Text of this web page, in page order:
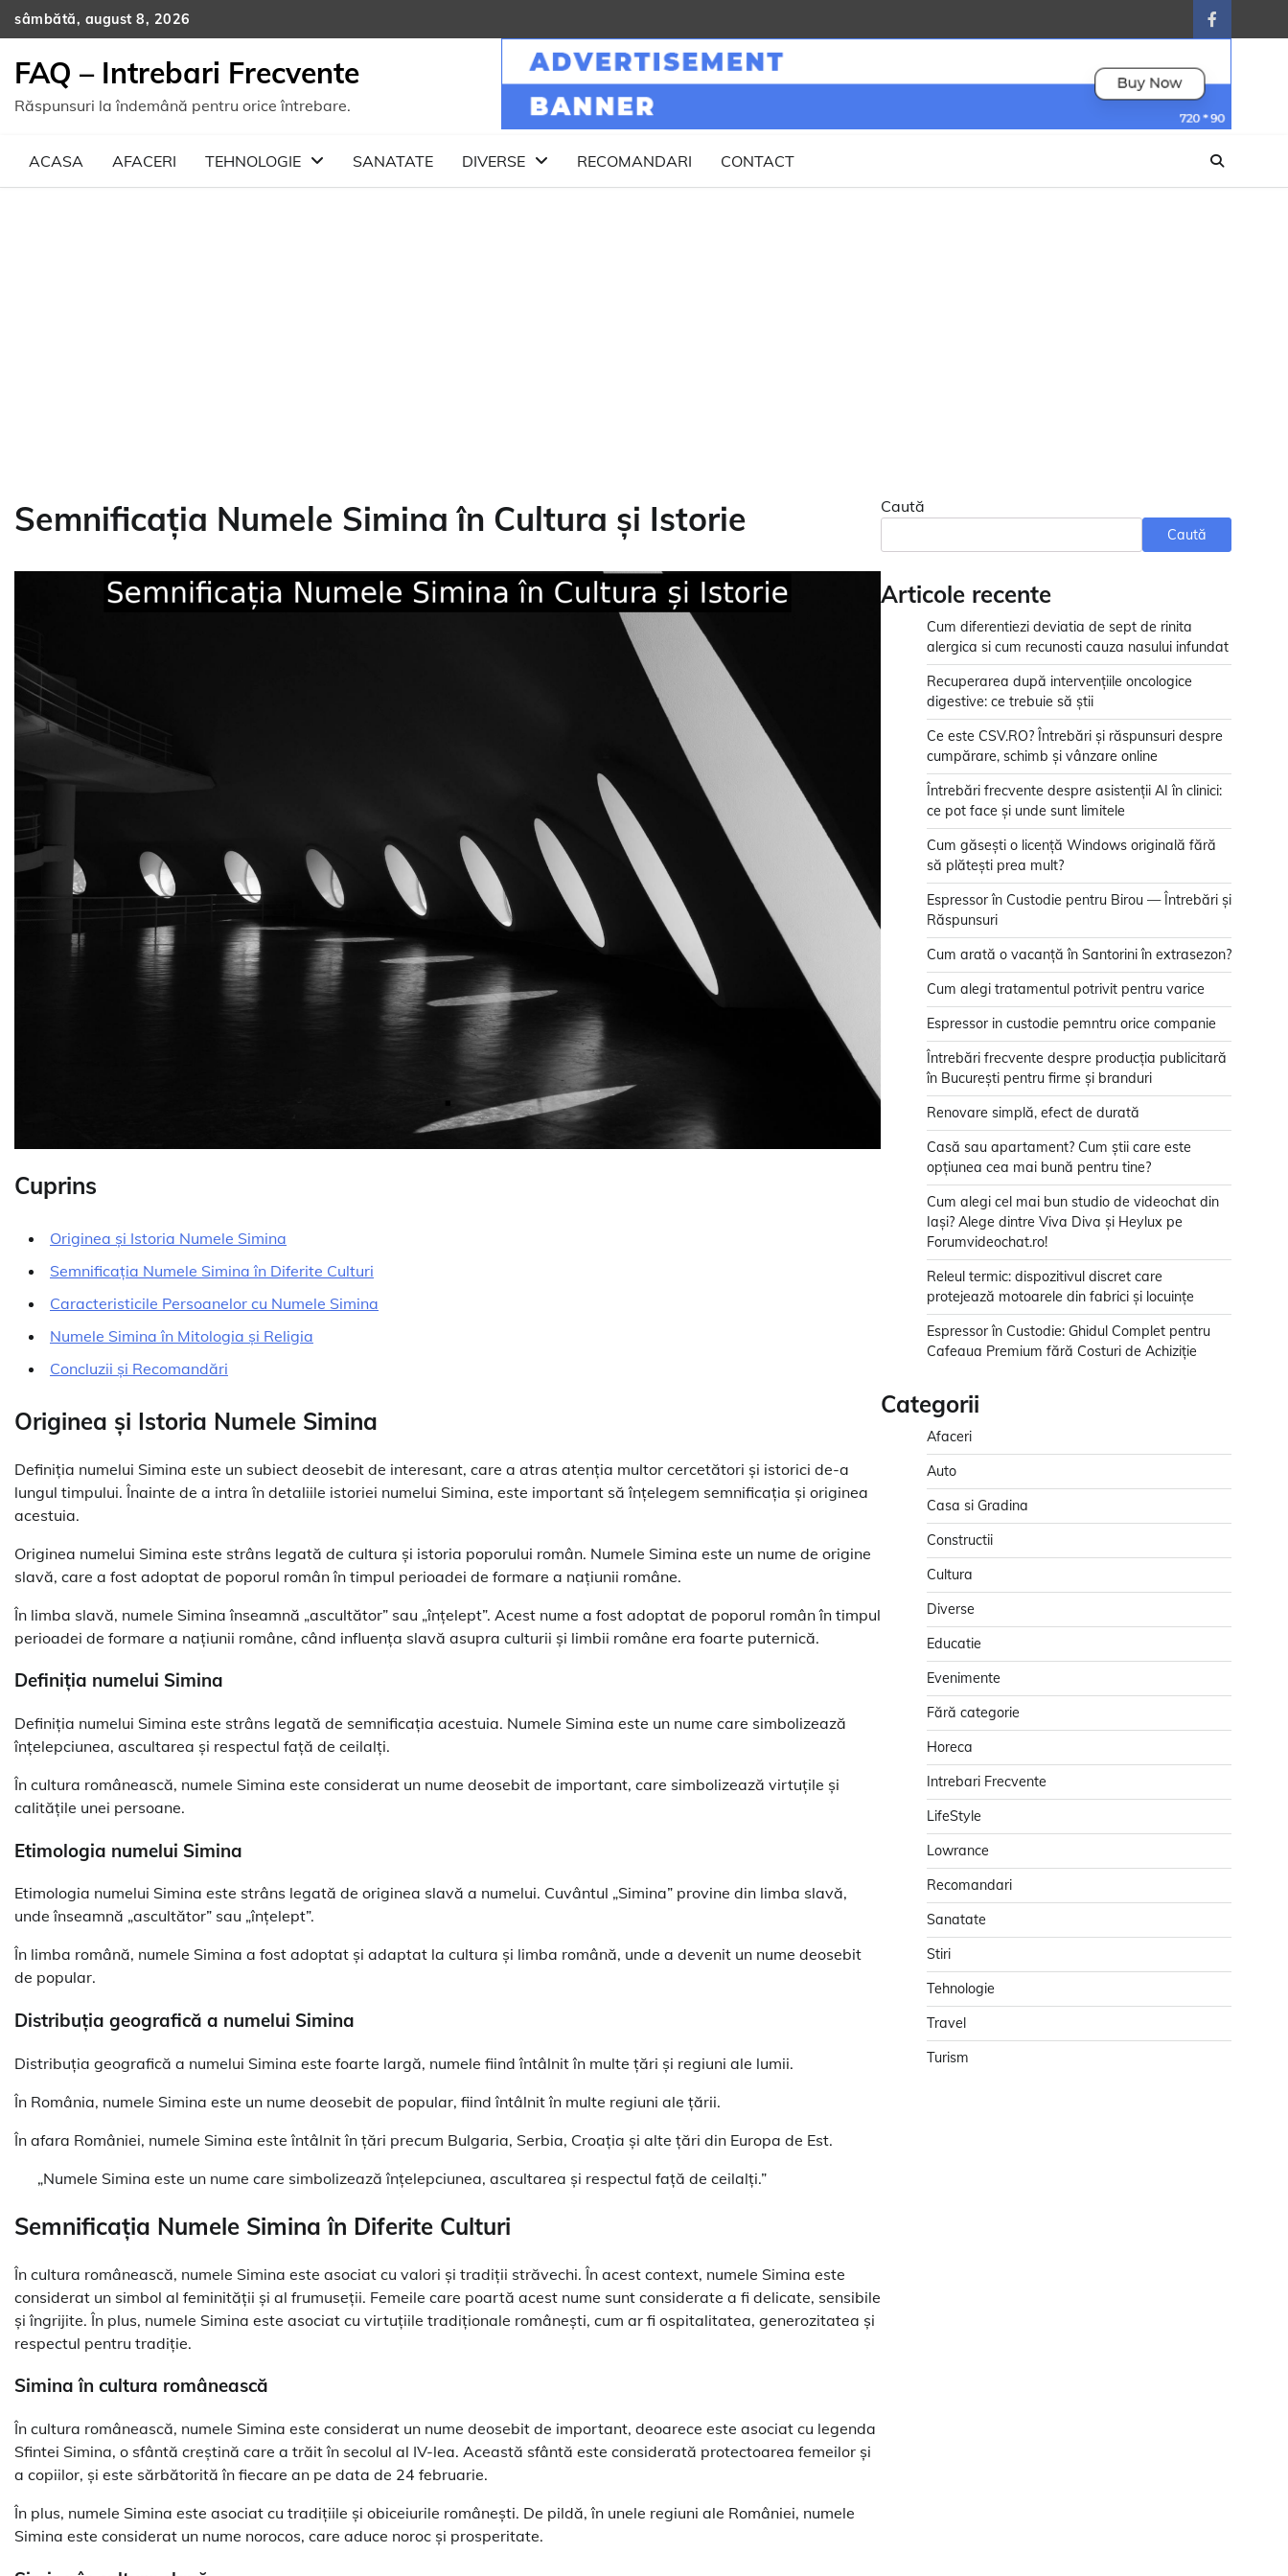
Skip
to
sâmbătă, august 8, 2026
facebook
FAQ – Intrebari Frecvente
Răspunsuri la îndemână pentru orice întrebare.
ACASA AFACERI TEHNOLOGIE SANATATE DIVERSE RECOMANDARI CONTACT
Semnificația Numele Simina în Cultura și Istorie
Cuprins
Originea și Istoria Numele Simina
Semnificația Numele Simina în Diferite Culturi
Caracteristicile Persoanelor cu Numele Simina
Numele Simina în Mitologia și Religia
Concluzii și Recomandări
Originea și Istoria Numele Simina
Definiția numelui Simina este un subiect deosebit de interesant, care a atras atenția multor cercetători și istorici de-a
lungul timpului. Înainte de a intra în detaliile istoriei numelui Simina, este important să înțelegem semnificația și originea
acestuia.
Originea numelui Simina este strâns legată de cultura și istoria poporului român. Numele Simina este un nume de origine
slavă, care a fost adoptat de poporul român în timpul perioadei de formare a națiunii române.
În limba slavă, numele Simina înseamnă „ascultător” sau „înțelept”. Acest nume a fost adoptat de poporul român în timpul
perioadei de formare a națiunii române, când influența slavă asupra culturii și limbii române era foarte puternică.
Definiția numelui Simina
Definiția numelui Simina este strâns legată de semnificația acestuia. Numele Simina este un nume care simbolizează
înțelepciunea, ascultarea și respectul față de ceilalți.
În cultura românească, numele Simina este considerat un nume deosebit de important, care simbolizează virtuțile și
calitățile unei persoane.
Etimologia numelui Simina
Etimologia numelui Simina este strâns legată de originea slavă a numelui. Cuvântul „Simina” provine din limba slavă,
unde înseamnă „ascultător” sau „înțelept”.
În limba română, numele Simina a fost adoptat și adaptat la cultura și limba română, unde a devenit un nume deosebit
de popular.
Distribuția geografică a numelui Simina
Distribuția geografică a numelui Simina este foarte largă, numele fiind întâlnit în multe țări și regiuni ale lumii.
În România, numele Simina este un nume deosebit de popular, fiind întâlnit în multe regiuni ale țării.
În afara României, numele Simina este întâlnit în țări precum Bulgaria, Serbia, Croația și alte țări din Europa de Est.
„Numele Simina este un nume care simbolizează înțelepciunea, ascultarea și respectul față de ceilalți.”
Semnificația Numele Simina în Diferite Culturi
În cultura românească, numele Simina este asociat cu valori și tradiții străvechi. În acest context, numele Simina este
considerat un simbol al feminității și al frumuseții. Femeile care poartă acest nume sunt considerate a fi delicate, sensibile
și îngrijite. În plus, numele Simina este asociat cu virtuțiile tradiționale românești, cum ar fi ospitalitatea, generozitatea și
respectul pentru tradiție.
Simina în cultura românească
În cultura românească, numele Simina este considerat un nume deosebit de important, deoarece este asociat cu legenda
Sfintei Simina, o sfântă creștină care a trăit în secolul al IV-lea. Această sfântă este considerată protectoarea femeilor și
a copiilor, și este sărbătorită în fiecare an pe data de 24 februarie.
În plus, numele Simina este asociat cu tradițiile și obiceiurile românești. De pildă, în unele regiuni ale României, numele
Simina este considerat un nume norocos, care aduce noroc și prosperitate.
Caută
Caută
Articole recente
Cum diferentiezi deviatia de sept de rinita
alergica si cum recunosti cauza nasului infundat
Recuperarea după intervențiile oncologice
digestive: ce trebuie să știi
Ce este CSV.RO? Întrebări și răspunsuri despre
cumpărare, schimb și vânzare online
Întrebări frecvente despre asistenții AI în clinici:
ce pot face și unde sunt limitele
Cum găsești o licență Windows originală fără
să plătești prea mult?
Espressor în Custodie pentru Birou — Întrebări și
Răspunsuri
Cum arată o vacanță în Santorini în extrasezon?
Cum alegi tratamentul potrivit pentru varice
Espressor in custodie pemntru orice companie
Întrebări frecvente despre producția publicitară
în București pentru firme și branduri
Renovare simplă, efect de durată
Casă sau apartament? Cum știi care este
opțiunea cea mai bună pentru tine?
Cum alegi cel mai bun studio de videochat din
Iași? Alege dintre Viva Diva și Heylux pe
Forumvideochat.ro!
Releul termic: dispozitivul discret care
protejează motoarele din fabrici și locuințe
Espressor în Custodie: Ghidul Complet pentru
Cafeaua Premium fără Costuri de Achiziție
Categorii
Afaceri
Auto
Casa si Gradina
Constructii
Cultura
Diverse
Educatie
Evenimente
Fără categorie
Horeca
Intrebari Frecvente
LifeStyle
Lowrance
Recomandari
Sanatate
Stiri
Tehnologie
Travel
Turism